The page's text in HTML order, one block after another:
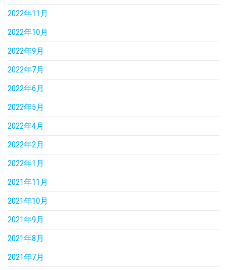
2022年11月
2022年10月
2022年9月
2022年7月
2022年6月
2022年5月
2022年4月
2022年2月
2022年1月
2021年11月
2021年10月
2021年9月
2021年8月
2021年7月